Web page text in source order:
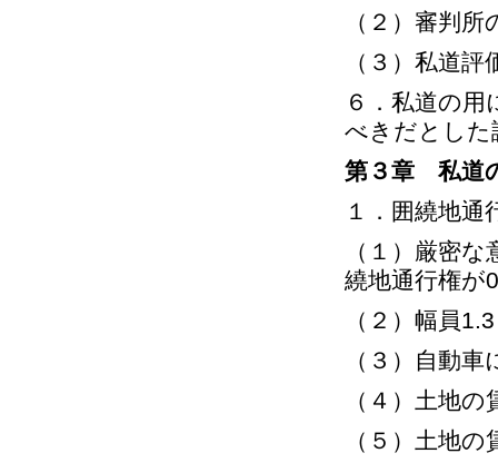
（２）審判所
（３）私道
６．私道の
べきだとした
第３章 私道
１．囲繞地通
（１）厳密
繞地通行権が
（２）幅員
（３）自動
（４）土地
（５）土地